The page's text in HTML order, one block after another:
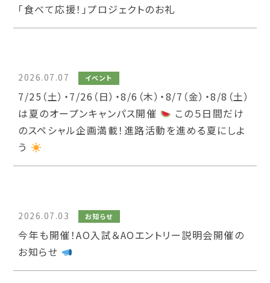
「食べて応援！」プロジェクトのお礼
2026.07.07 イベント
7/25（土）・7/26（日）・8/6（木）・8/7（金）・8/8（土）
は夏のオープンキャンパス開催
この５日間だけ
のスペシャル企画満載！進路活動を進める夏にしよ
う
2026.07.03 お知らせ
今年も開催！AO入試＆AOエントリー説明会開催の
お知らせ